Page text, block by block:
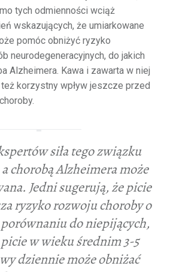
tych odmienności wciąż
wskazujących, że umiarkowane
pomóc obniżyć ryzyko
neurodegeneracyjnych, do jakich
Alzheimera. Kawa i zawarta w niej
korzystny wpływ jeszcze przed
siła tego związku
chorobą Alzheimera może
Jedni sugerują, że picie
ryzyko rozwoju choroby o
porównaniu do niepijących,
w wieku średnim 3-5
dziennie może obniżać